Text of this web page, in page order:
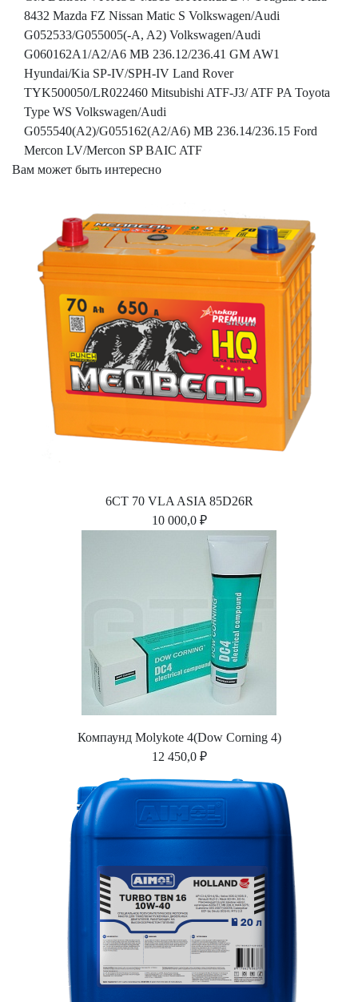
8432 Mazda FZ Nissan Matic S Volkswagen/Audi
G052533/G055005(-A, A2) Volkswagen/Audi
G060162A1/A2/A6 MB 236.12/236.41 GM AW1
Hyundai/Kia SP-IV/SPH-IV Land Rover
TYK500050/LR022460 Mitsubishi ATF-J3/ ATF PA Toyota
Type WS Volkswagen/Audi
G055540(A2)/G055162(A2/A6) MB 236.14/236.15 Ford
Mercon LV/Mercon SP BAIC ATF
Вам может быть интересно
6СТ 70 VLA ASIA 85D26R
10 000,0 ₽
Компаунд Molykote 4(Dow Corning 4)
12 450,0 ₽